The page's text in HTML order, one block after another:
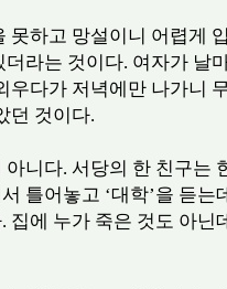
못하고 망설이니 어렵게
라는 것이다. 여자가 날
우다가 저녁에만 나가니
던 것이다.
니다. 서당의 한 친구는
틀어놓고 ‘대학’을 듣는
집에 누가 죽은 것도 아닌